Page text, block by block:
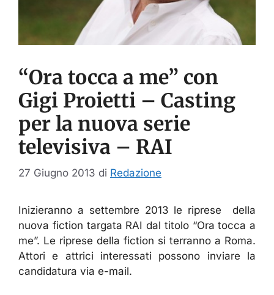
“Ora tocca a me” con
Gigi Proietti – Casting
per la nuova serie
televisiva – RAI
27 Giugno 2013 di Redazione
Inizieranno a settembre 2013 le riprese della
nuova fiction targata RAI dal titolo “Ora tocca a
me”. Le riprese della fiction si terranno a Roma.
Attori e attrici interessati possono inviare la
candidatura via e-mail.